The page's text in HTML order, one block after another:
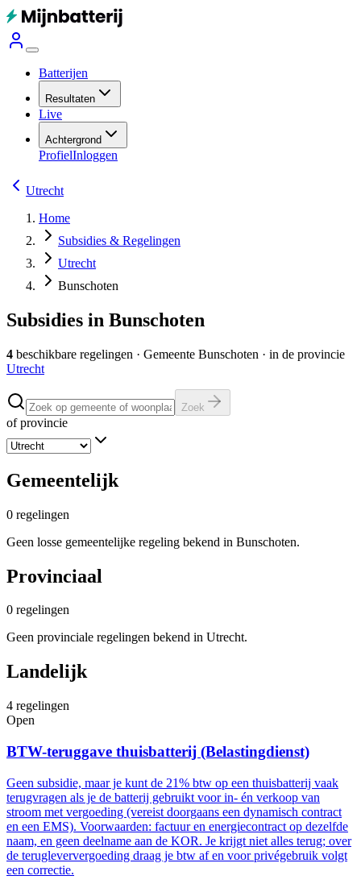
Batterijen
Resultaten
Live
Achtergrond
ProfielInloggen
Utrecht
Home
Subsidies & Regelingen
Utrecht
Bunschoten
Subsidies in Bunschoten
4 beschikbare regelingen · Gemeente Bunschoten · in de provincie
Utrecht
Zoek
of provincie
Gemeentelijk
0 regelingen
Geen losse gemeentelijke regeling bekend in Bunschoten.
Provinciaal
0 regelingen
Geen provinciale regelingen bekend in Utrecht.
Landelijk
4 regelingen
Open
BTW-teruggave thuisbatterij (Belastingdienst)
Geen subsidie, maar je kunt de 21% btw op een thuisbatterij vaak
terugvragen als je de batterij gebruikt voor in- én verkoop van
stroom met vergoeding (vereist doorgaans een dynamisch contract
en een EMS). Voorwaarden: factuur en energiecontract op dezelfde
naam, en geen deelname aan de KOR. Je krijgt niet alles terug; over
de terugleververgoeding draag je btw af en voor privégebruik volgt
een correctie.